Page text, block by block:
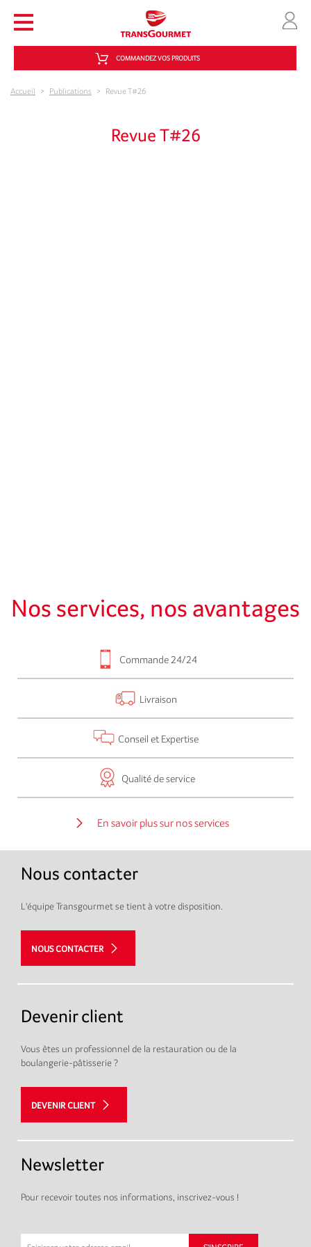
COMMANDEZ VOS PRODUITS
Accueil > Publications > Revue T#26
Revue T#26
Nos services, nos avantages
Commande 24/24
Livraison
Conseil et Expertise
Qualité de service
En savoir plus sur nos services
Nous contacter
L'équipe Transgourmet se tient à votre disposition.
NOUS CONTACTER
Devenir client
Vous êtes un professionnel de la restauration ou de la
boulangerie-pâtisserie ?
DEVENIR CLIENT
Newsletter
Pour recevoir toutes nos informations, inscrivez-vous !